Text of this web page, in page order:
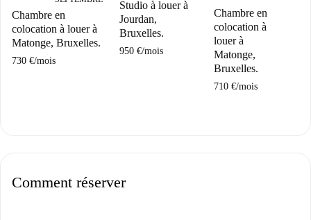
Chambre en
colocation à louer à
Matonge, Bruxelles.
730 €/mois
Studio à louer à
Jourdan,
Bruxelles.
950 €/mois
Chambre en
colocation à
louer à
Matonge,
Bruxelles.
710 €/mois
Comment réserver